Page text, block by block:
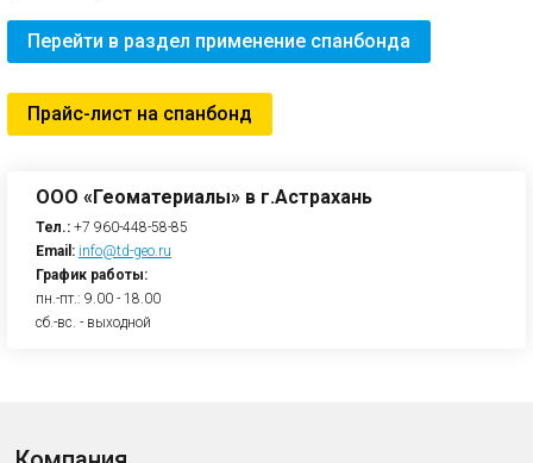
Перейти в раздел применение спанбонда
Прайс-лист на спанбонд
ООО «Геоматериалы» в г.Астрахань
Тел.: +7 960-448-58-85
Email: info@td-geo.ru
График работы:
пн.-пт.: 9.00 - 18.00
сб.-вс. - выходной